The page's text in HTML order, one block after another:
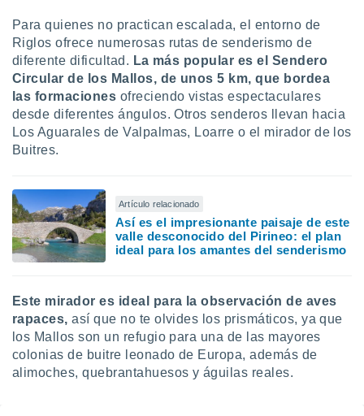
Para quienes no practican escalada, el entorno de
Riglos ofrece numerosas rutas de senderismo de
diferente dificultad. La más popular es el Sendero
Circular de los Mallos, de unos 5 km, que bordea
las formaciones ofreciendo vistas espectaculares
desde diferentes ángulos. Otros senderos llevan hacia
Los Aguarales de Valpalmas, Loarre o el mirador de los
Buitres.
Artículo relacionado
Así es el impresionante paisaje de este
valle desconocido del Pirineo: el plan
ideal para los amantes del senderismo
Este mirador es ideal para laobservación de aves
rapaces,así que no te olvides los prismáticos, ya que
los Mallos son un refugio para una de las mayores
colonias de buitre leonado de Europa, además de
alimoches, quebrantahuesos y águilas reales.